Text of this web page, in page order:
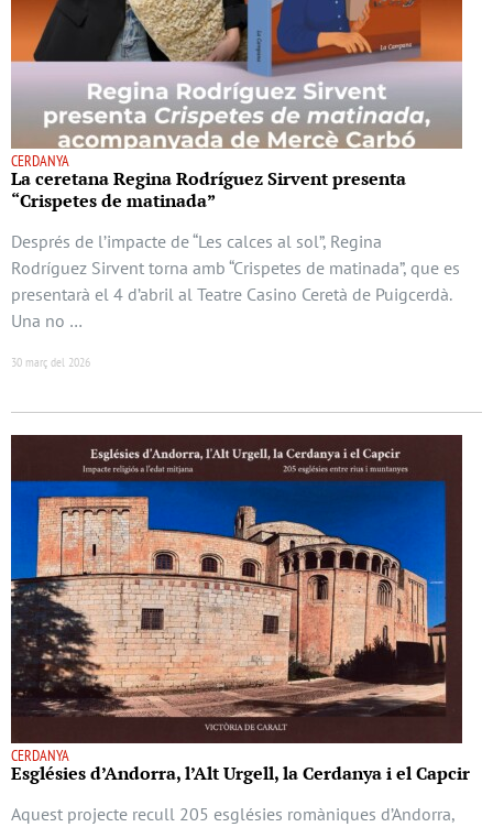
CERDANYA
La ceretana Regina Rodríguez Sirvent presenta
“Crispetes de matinada”
Després de l’impacte de “Les calces al sol”, Regina
Rodríguez Sirvent torna amb “Crispetes de matinada”, que es
presentarà el 4 d’abril al Teatre Casino Ceretà de Puigcerdà.
Una no …
30 març del 2026
CERDANYA
Esglésies d’Andorra, l’Alt Urgell, la Cerdanya i el Capcir
Aquest projecte recull 205 esglésies romàniques d’Andorra,